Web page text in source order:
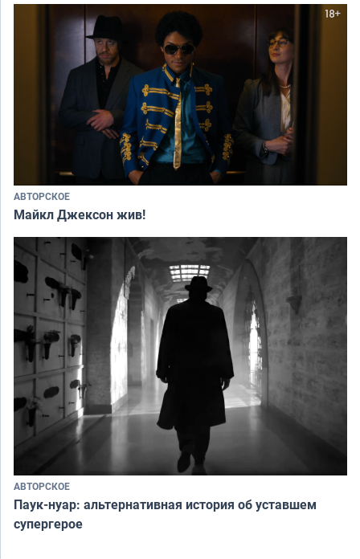
АВТОРСКОЕ
Майкл Джексон жив!
АВТОРСКОЕ
Паук-нуар: альтернативная история об уставшем
супергерое